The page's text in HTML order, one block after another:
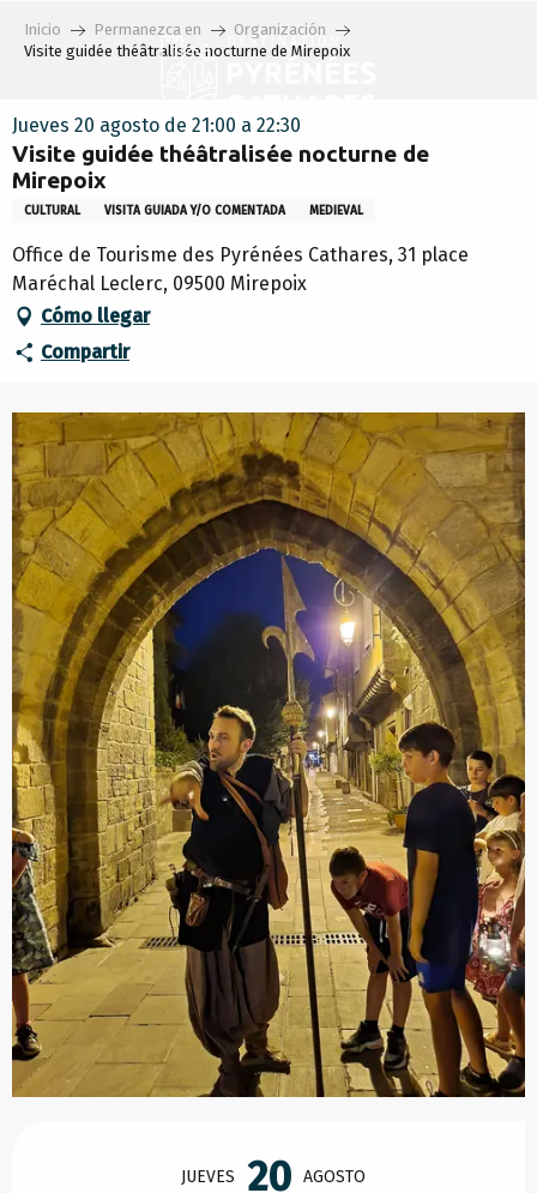
Inicio Permanezca en
Organización
Visite guidée théâtralisée nocturne de Mirepoix
Jueves 20 agosto de 21:00 a 22:30
Visite guidée théâtralisée nocturne de
Mirepoix
CULTURAL VISITA GUIADA Y/O COMENTADA MEDIEVAL
Office de Tourisme des Pyrénées Cathares, 31 place
Maréchal Leclerc, 09500 Mirepoix
Cómo llegar
Compartir
JUEVES 20 AGOSTO